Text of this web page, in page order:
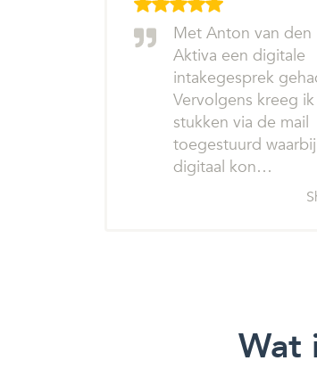
Met Anton van den
Aktiva een digitale
intakegesprek
Vervolgens kreeg
stukken via de mail
toegestuurd
digitaal kon…
Wat